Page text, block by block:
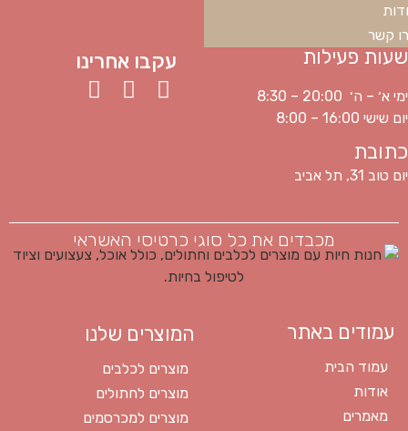
קשר
שעות פעילות
ימי א׳ – ה׳ 20:00 – 8:30
יום שישי 16:00 – 8:00
כתובת
יום טוב 31, תל אביב
עקבו אחרינו
מכבדים את כל סוגי כרטיסי האשראי
עמודים באתר
עמוד הבית
אודות
מאמרים
המוצרים שלנו
מוצרים לכלבים
מוצרים לחתולים
מוצרים למכרסמים